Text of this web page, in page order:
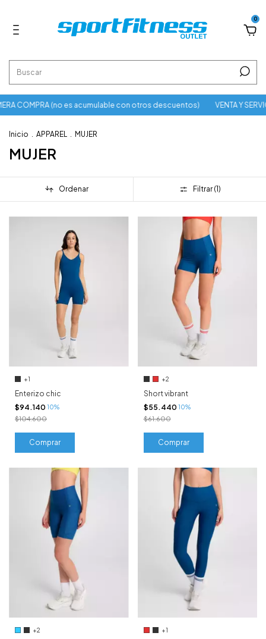
0
COMPRA (no es acumulable con otros descuentos) VENTA Y
Inicio APPAREL MUJER
MUJER
Ordenar Filtrar (1)
+1
Enterizo chic
$94.140 10%
$104.600
Comprar
+2
Short vibrant
$55.440 10%
$61.600
Comprar
+2 +1